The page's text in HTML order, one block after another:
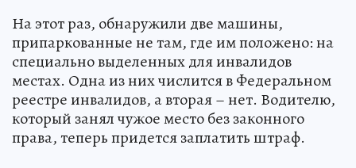
На этот раз, обнаружили две машины,
припаркованные не там, где им положено: на
специально выделенных для инвалидов
местах. Одна из них числится в Федеральном
реестре инвалидов, а вторая – нет. Водителю,
который занял чужое место без законного
права, теперь придется заплатить штраф.